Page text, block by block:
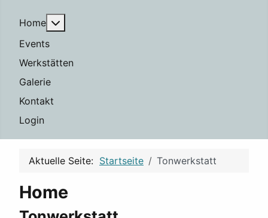
Home
Events
Werkstätten
Galerie
Kontakt
Login
Aktuelle Seite: Startseite Tonwerkstatt
Home